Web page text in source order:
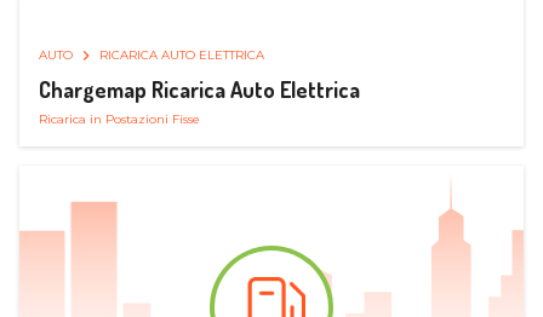
AUTO RICARICA AUTO ELETTRICA
Chargemap Ricarica Auto Elettrica
Ricarica in Postazioni Fisse